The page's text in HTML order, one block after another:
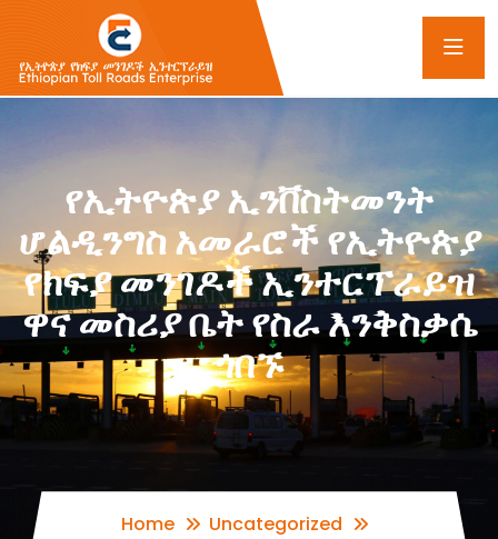
የኢትዮጵያ ኢንቨስትመንት
ሆልዲንግስ አመራሮች የኢትዮጵያ
የክፍያ መንገዶች ኢንተርፕራይዝ
ዋና መስሪያ ቤት የስራ እንቅስቃሴ
ጎበኙ
Home
Uncategorized